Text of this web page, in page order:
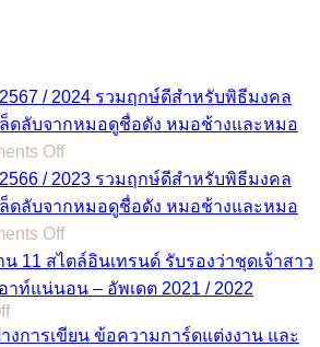
/ 2024 รวมฤกษ์ดีสำหรับพิธีมงคล
ดลับจากหมอดูชื่อดัง หมอช้างและหมอ
Offon
ฤกษ์
แต่งงาน
2567
2024
รวม
ดี
/ 2023 รวมฤกษ์ดีสำหรับพิธีมงคล
ดลับจากหมอดูชื่อดัง หมอช้างและหมอ
Offon
ฤกษ์
แต่งงาน
2566
/
2023
11 สไตล์อินเทรนด์ รับรองว่าชุดเจ้าสาว
ท์แน่นอน – อัพเดต 2021 / 2022
on
รีวิว
งการเขียน ข้อความการ์ดแต่งงาน และ